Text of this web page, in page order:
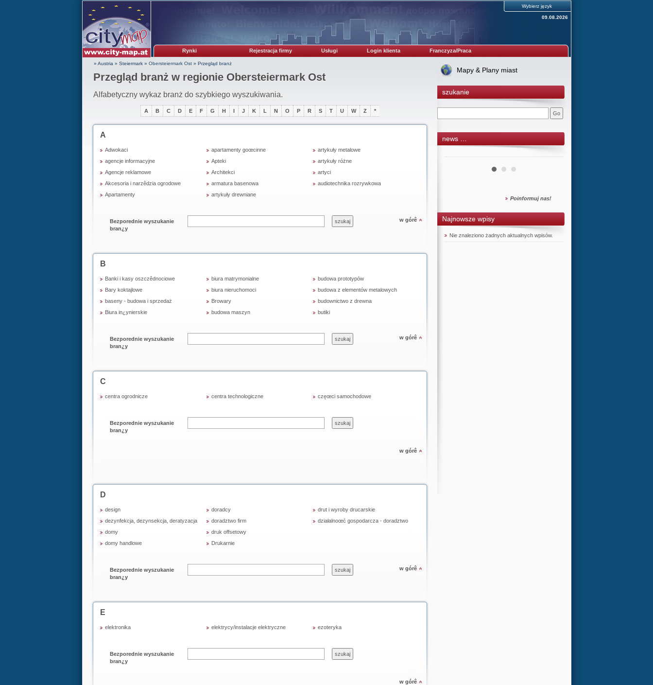
Wybierz język
09.08.2026
Rynki Rejestracja firmy Usługi Login klienta Franczyza/Praca
» Austria » Steiermark» Obersteiermark Ost» Przegląd branż
Przegląd branż w regionie Obersteiermark Ost
Alfabetyczny wykaz branż do szybkiego wyszukiwania.
A B C D E F G H I J K L N O P R S T U W Z *
A
Adwokaci
agencje informacyjne
Agencje reklamowe
Akcesoria i narzêdzia ogrodowe
Apartamenty
apartamenty goœcinne
Apteki
Architekci
armatura basenowa
artykuły drewniane
artykuły metalowe
artykuły różne
artyci
audiotechnika rozrywkowa
w górê
Bezporednie wyszukanie
bran¿y
B
Banki i kasy oszczêdnociowe
Bary koktajlowe
baseny - budowa i sprzedaż
Biura in¿ynierskie
biura matrymonialne
biura nieruchomoci
Browary
budowa maszyn
budowa prototypów
budowa z elementów metalowych
budownictwo z drewna
butiki
w górê
Bezporednie wyszukanie
bran¿y
C
centra ogrodnicze centra technologiczne częœci samochodowe
w górê
Bezporednie wyszukanie
bran¿y
D
design
dezynfekcja, dezynsekcja, deratyzacja
domy
domy handlowe
doradcy
doradztwo firm
druk offsetowy
Drukarnie
drut i wyroby drucarskie
działalnoœć gospodarcza - doradztwo
w górê
Bezporednie wyszukanie
bran¿y
E
elektronika elektrycy/instalacje elektryczne ezoteryka
w górê
Bezporednie wyszukanie
bran¿y
Mapy & Plany miast
szukanie
news …
Poinformuj nas!
Najnowsze wpisy
Nie znaleziono żadnych aktualnych wpisów.